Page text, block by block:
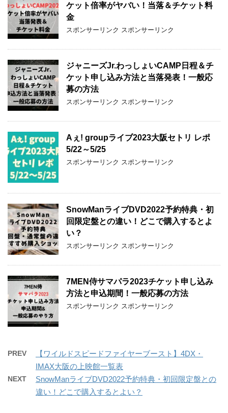
ケット倍率がヤバい！当落＆チケット料
金
スポンサーリンク スポンサーリンク
ジャニーズJr.わっしょいCAMP日程＆チ
ケット申し込み方法と当落発表！一般応
募の方法
スポンサーリンク スポンサーリンク
Aぇ! groupライブ2023大阪セトリ レポ
5/22～5/25
スポンサーリンク スポンサーリンク
SnowManライブDVD2022予約特典・初
回限定盤との違い！どこで購入するとよ
い？
スポンサーリンク スポンサーリンク
7MEN侍サマパラ2023チケット申し込み
方法と申込期間！一般応募の方法
スポンサーリンク スポンサーリンク
PREV
【ワイルドスピードファイヤーブースト】4DX・
IMAX大阪の上映館一覧表
NEXT
SnowManライブDVD2022予約特典・初回限定盤との
違い！どこで購入するとよい？